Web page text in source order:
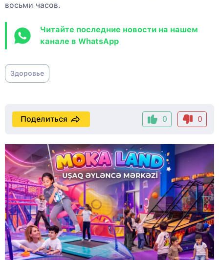
восьми часов.
Читайте последние новости на нашем
канале в WhatsApp
Здоровье
0 0
Поделиться